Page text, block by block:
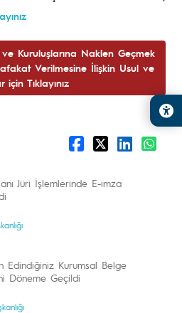
Kuruluşlarına Naklen Geçmek
Verilmesine İlişkin Usul ve
için Tıklayınız
Jüri İşlemlerinde E-imza
Edindiğiniz Kurumsal Belge
Döneme Geçildi